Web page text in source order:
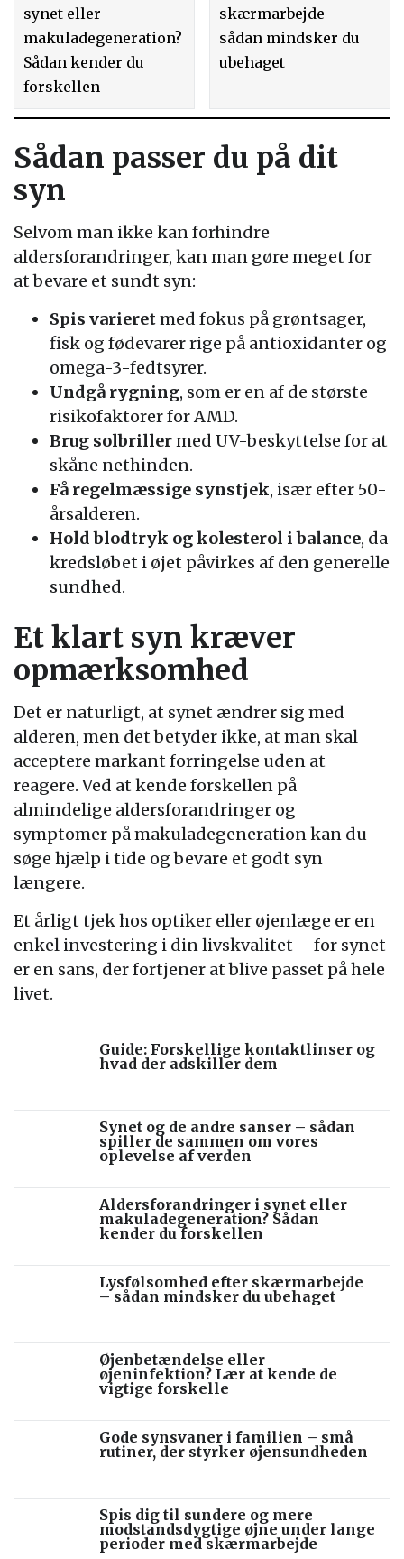
synet eller
makuladegeneration?
Sådan kender du
forskellen
skærmarbejde –
sådan mindsker du
ubehaget
Sådan passer du på dit
syn
Selvom man ikke kan forhindre
aldersforandringer, kan man gøre meget for
at bevare et sundt syn:
Spis varieretmed fokus på grøntsager,
fisk og fødevarer rige på antioxidanter og
omega-3-fedtsyrer.
Undgå rygning, som er en af de største
risikofaktorer for AMD.
Brug solbrillermed UV-beskyttelse for at
skåne nethinden.
Få regelmæssige synstjek, især efter 50-
årsalderen.
Hold blodtryk og kolesterol i balance, da
kredsløbet i øjet påvirkes af den generelle
sundhed.
Et klart syn kræver
opmærksomhed
Det er naturligt, at synet ændrer sig med
alderen, men det betyder ikke, at man skal
acceptere markant forringelse uden at
reagere. Ved at kende forskellen på
almindelige aldersforandringer og
symptomer på makuladegeneration kan du
søge hjælp i tide og bevare et godt syn
længere.
Et årligt tjek hos optiker eller øjenlæge er en
enkel investering i din livskvalitet – for synet
er en sans, der fortjener at blive passet på hele
livet.
Guide: Forskellige kontaktlinser og
hvad der adskiller dem
Synet og de andre sanser – sådan
spiller de sammen om vores
oplevelse af verden
Aldersforandringer i synet eller
makuladegeneration? Sådan
kender du forskellen
Lysfølsomhed efter skærmarbejde
– sådan mindsker du ubehaget
Øjenbetændelse eller
øjeninfektion? Lær at kende de
vigtige forskelle
Gode synsvaner i familien – små
rutiner, der styrker øjensundheden
Spis dig til sundere og mere
modstandsdygtige øjne under lange
perioder med skærmarbejde